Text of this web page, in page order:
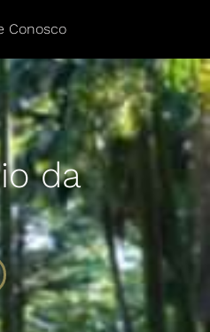
Conosco
da